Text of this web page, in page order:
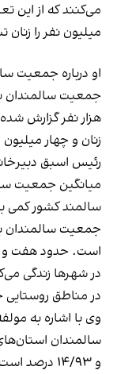
می‌کنند که از این
میلیون نفر را
زنان و چهار میلیون و ۷۰۰هزار نفر را مردان تشکیل‌
رئیس اسبق
میانگین جمعیت
است. حدود هفت و
در مناطق روستایی
وی با اشاره به
و ۱۴/۹۳